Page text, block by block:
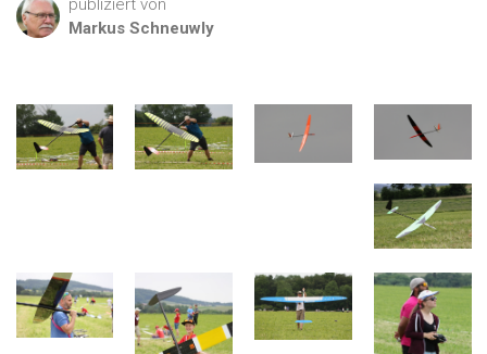
publiziert von
Markus Schneuwly